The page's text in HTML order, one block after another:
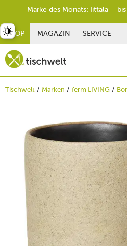
SHOP MAGAZIN SERVICE
Tischwelt Marken ferm LIVING
umschalten
Marke des Monats: Iittala –